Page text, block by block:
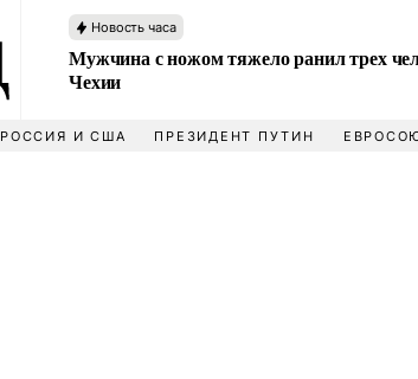
Новость часа
Мужчина с ножом тяжело ранил трех
Чехии
РОССИЯ И США ПРЕЗИДЕНТ ПУТИН